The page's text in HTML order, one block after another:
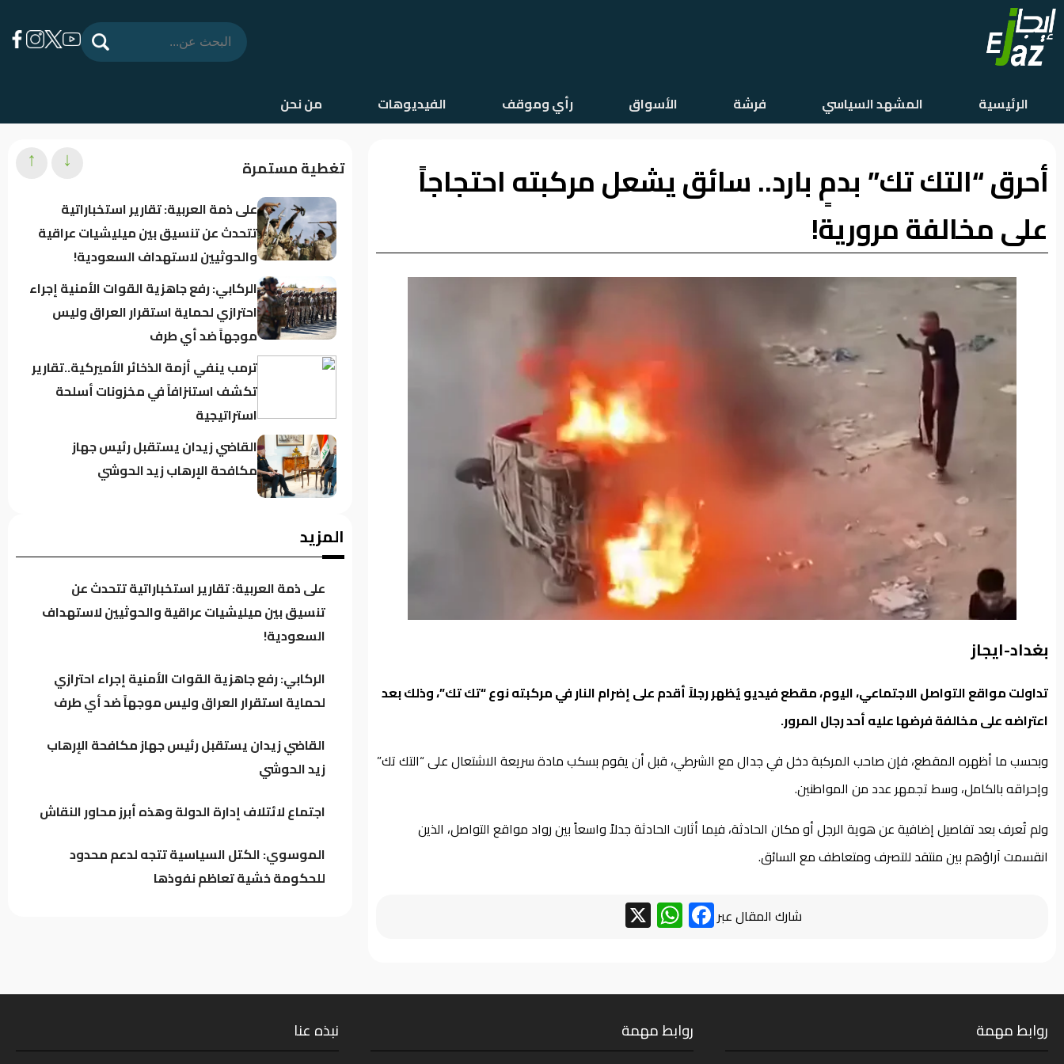
الرئيسية
المشهد
السياسي
فرشة
رأي
وموقف
الرئيسية المشهد السياسي فرشة الأسواق رأي وموقف الفيديوهات من نحن
أحرق “التك تك” بدمٍ بارد.. سائق يشعل مركبته احتجاجاً
على مخالفة مرورية!
بغداد-ايجاز
تداولت مواقع التواصل الاجتماعي، اليوم، مقطع فيديو يُظهر رجلاً أقدم على إضرام النار في مركبته نوع “تك تك”، وذلك بعد
اعتراضه على مخالفة فرضها عليه أحد رجال المرور.
وبحسب ما أظهره المقطع، فإن صاحب المركبة دخل في جدال مع الشرطي، قبل أن يقوم بسكب مادة سريعة الاشتعال على “التك تك”
وإحراقه بالكامل، وسط تجمهر عدد من المواطنين.
ولم تُعرف بعد تفاصيل إضافية عن هوية الرجل أو مكان الحادثة، فيما أثارت الحادثة جدلاً واسعاً بين رواد مواقع التواصل، الذين
انقسمت آراؤهم بين منتقد للتصرف ومتعاطف مع السائق.
شارك المقال عبر Facebook
WhatsApp
تغطية مستمرة
على ذمة العربية: تقارير استخباراتية
تتحدث عن تنسيق بين ميليشيات عراقية
والحوثيين لاستهداف السعودية!
الركابي: رفع جاهزية القوات الأمنية إجراء
احترازي لحماية استقرار العراق وليس
موجهاً ضد أي طرف
ترمب ينفي أزمة الذخائر الأميركية..تقارير
تكشف استنزافاً في مخزونات أسلحة
استراتيجية
القاضي زيدان يستقبل رئيس جهاز
مكافحة الإرهاب زيد الحوشي
كردستان تحت مجهر “صولة الزيدي”..
باحث سياسي: النظام في العراق لا يدير
الأزمات.. بل يصنعها للبقاء
↓
↑
المزيد
على ذمة العربية: تقارير استخباراتية تتحدث عن
تنسيق بين ميليشيات عراقية والحوثيين لاستهداف
السعودية!
الركابي: رفع جاهزية القوات الأمنية إجراء احترازي
لحماية استقرار العراق وليس موجهاً ضد أي طرف
القاضي زيدان يستقبل رئيس جهاز مكافحة الإرهاب
زيد الحوشي
اجتماع لائتلاف إدارة الدولة وهذه أبرز محاور النقاش
الموسوي: الكتل السياسية تتجه لدعم محدود
للحكومة خشية تعاظم نفوذها
روابط مهمة روابط مهمة نبذه عنا